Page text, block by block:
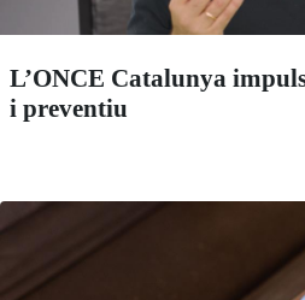
L’ONCE Catalunya
i preventiu